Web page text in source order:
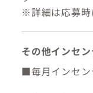
※詳細は応募時
その他インセ
■毎月インセン